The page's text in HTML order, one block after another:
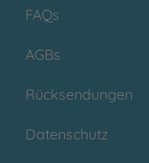
FAQs
AGBs
Rücksendungen
Datenschutz